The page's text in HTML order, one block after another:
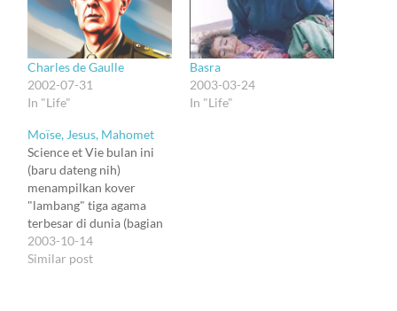
Charles de Gaulle
2002-07-31
In "Life"
Basra
2003-03-24
In "Life"
Moïse, Jesus, Mahomet
Science et Vie bulan ini
(baru dateng nih)
menampilkan kover
"lambang" tiga agama
terbesar di dunia (bagian
Perancis maksudnya), i.e.
sebuah bulan sabit,
2003-10-14
Similar post